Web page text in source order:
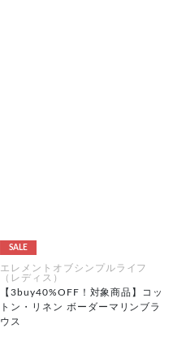
SALE
エレメントオブシンプルライフ
（レディス）
【3buy40%OFF！対象商品】コッ
トン・リネン ボーダーマリンブラ
ウス